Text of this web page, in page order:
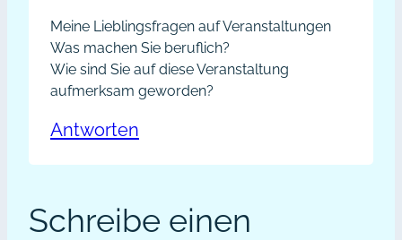
Meine Lieblingsfragen auf Veranstaltungen
Was machen Sie beruflich?
Wie sind Sie auf diese Veranstaltung
aufmerksam geworden?
Antworten
Schreibe einen